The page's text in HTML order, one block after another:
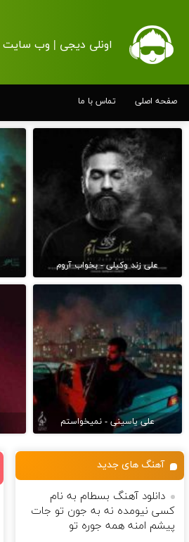
اونلی دیجی | وب سایت
صفحه اصلی تماس با ما
علی زند وکیلی - بخواب آروم
علی یاسینی - نمیخواستم
آهنگ های جدید
دانلود آهنگ بسطام به نام
کسی نیومده نه به جون تو جات
پیشم امنه همه جوره تو